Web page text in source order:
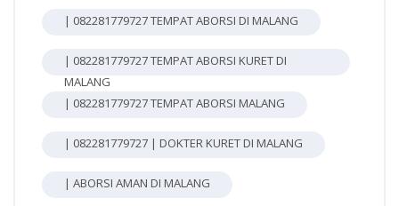
| 082281779727 TEMPAT ABORSI DI MALANG
| 082281779727 TEMPAT ABORSI KURET DI
MALANG
| 082281779727 TEMPAT ABORSI MALANG
| 082281779727 | DOKTER KURET DI MALANG
| ABORSI AMAN DI MALANG